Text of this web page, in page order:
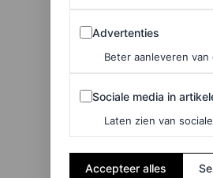
Advertenties
Advertenties
Beter aanleveren
Sociale media in artikelen
Sociale media in
Laten zien van
Accepteer alles